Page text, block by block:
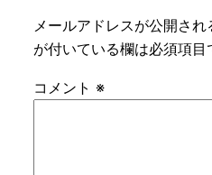
メールアドレスが公開され
が付いている欄は必須項目
コメント ※